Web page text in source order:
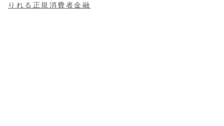
りれる正規消費者金融